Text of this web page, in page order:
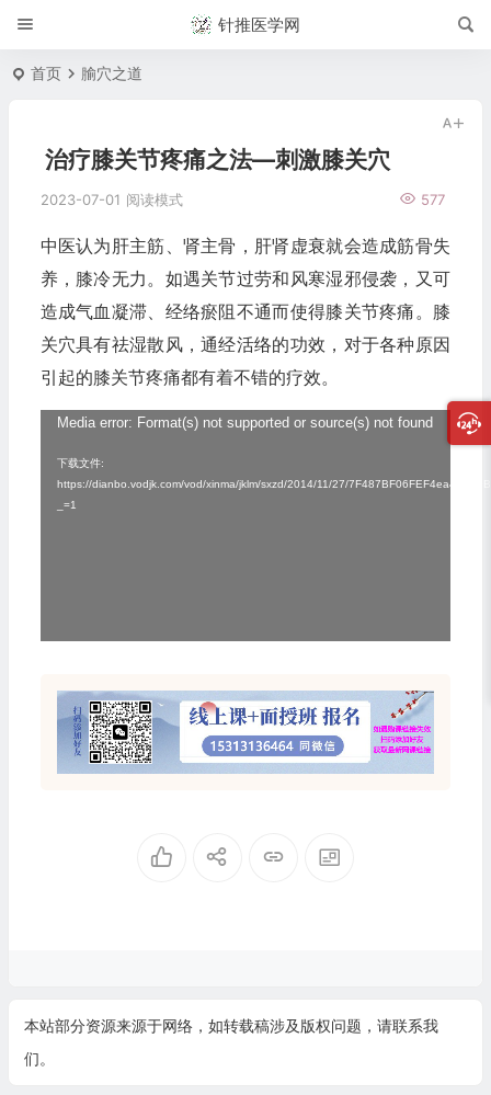
针推医学网
首页 腧穴之道
治疗膝关节疼痛之法—刺激膝关穴
2023-07-01 577
阅读模式
中医认为肝主筋、肾主骨，肝肾虚衰就会造成筋骨失
养，膝冷无力。如遇关节过劳和风寒湿邪侵袭，又可
造成气血凝滞、经络瘀阻不通而使得膝关节疼痛。膝
关穴具有祛湿散风，通经活络的功效，对于各种原因
引起的膝关节疼痛都有着不错的疗效。
Media error: Format(s) not supported or source(s) not found
下载文件:
https://dianbo.vodjk.com/vod/xinma/jklm/sxzd/2014/11/27/
_=1
本站部分资源来源于网络，如转载稿涉及版权问题，请联系我
们。